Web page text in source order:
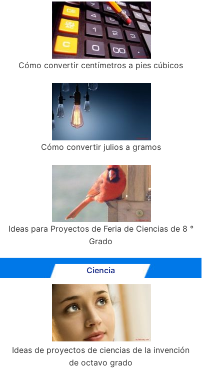
Cómo convertir centímetros a pies cúbicos
Cómo convertir julios a gramos
Ideas para Proyectos de Feria de Ciencias de 8 °
Grado
Ciencia
Ideas de proyectos de ciencias de la invención
de octavo grado